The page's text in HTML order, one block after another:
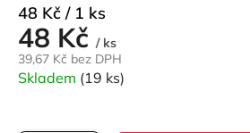
48 Kč / ks
39,67 Kč bez DPH
Měrná
cena:
48 Kč / 1 ks
Skladem (19 ks)